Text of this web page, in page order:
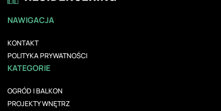
NAWIGACJA
KONTAKT
POLITYKA PRYWATNOŚCI
KATEGORIE
OGRÓD I BALKON
PROJEKTY WNĘTRZ